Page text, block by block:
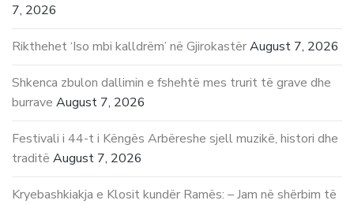
7, 2026
Rikthehet ‘Iso mbi kalldrëm’ në GjirokastërAugust 7, 2026
Shkenca zbulon dallimin e fshehtë mes trurit të grave dhe
burrave August 7, 2026
Festivali i 44-t i Këngës Arbëreshe sjell muzikë, histori dhe
traditë August 7, 2026
Kryebashkiakja e Klosit kundër Ramës: – Jam në shërbim të